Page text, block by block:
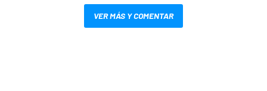
VER MÁS Y COMENTAR